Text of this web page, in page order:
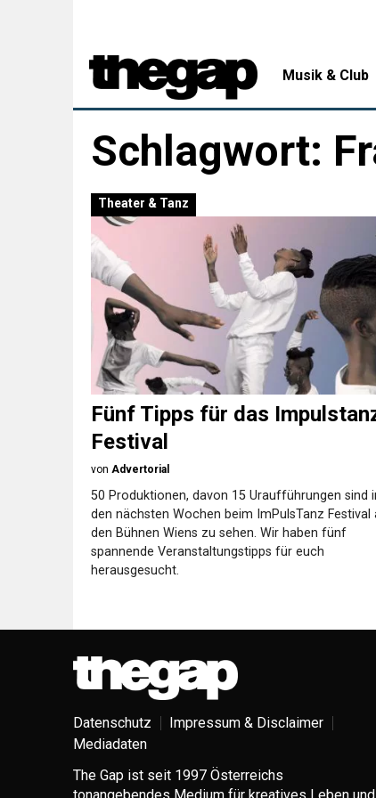
Musik & Club
Schlagwort:
Theater & Tanz
Fünf Tipps für das
Festival
von Advertorial
50 Produktionen, davon 15 Uraufführungen sind
den nächsten Wochen beim ImPulsTanz Festival
den Bühnen Wiens zu sehen. Wir haben fünf
spannende Veranstaltungstipps für euch
herausgesucht.
Datenschutz
Impressum & Disclaimer
Mediadaten
The Gap ist seit 1997 Österreichs